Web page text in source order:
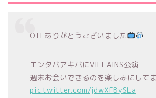
OTLありがとうございました
エンタバアキバにVILLAINS公演
週末お会いできるのを楽しみにして
pic.twitter.com/jdwXFBySLa